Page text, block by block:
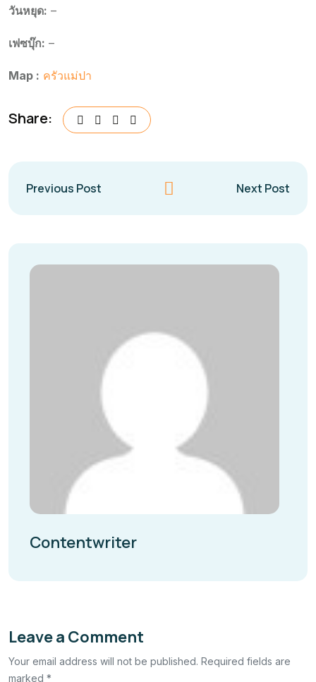
วันหยุด: –
เฟซบุ๊ก: –
Map : ครัวแม่ปา
Share:
Previous Post Next Post
Contentwriter
Leave a Comment
Your email address will not be published. Required fields are
marked *